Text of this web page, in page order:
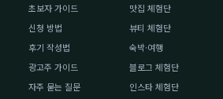
초보자 가이드
신청 방법
후기 작성법
광고주 가이드
자주 묻는 질문
맛집 체험단
뷰티 체험단
숙박·여행
블로그 체험단
인스타 체험단